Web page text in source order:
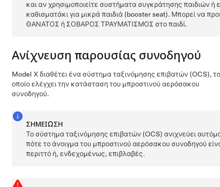
και αν χρησιμοποιείτε συστήματα συγκράτησης παιδιών ή
καθισματάκι για μικρά παιδιά (booster seat). Μπορεί να
ΘΑΝΑΤΟΣ ή ΣΟΒΑΡΟΣ ΤΡΑΥΜΑΤΙΣΜΟΣ στο παιδί.
Ανίχνευση παρουσίας συνοδηγού
Model X διαθέτει ένα σύστημα ταξινόμησης επιβατών (OCS), το
οποίο ελέγχει την κατάσταση του μπροστινού αερόσακου
συνοδηγού.
ΣΗΜΕΊΩΣΗ
Το σύστημα ταξινόμησης επιβατών (OCS) ανιχνεύει
πότε το άνοιγμα του μπροστινού αερόσακου συνοδηγού
περιττό ή, ενδεχομένως, επιβλαβές.